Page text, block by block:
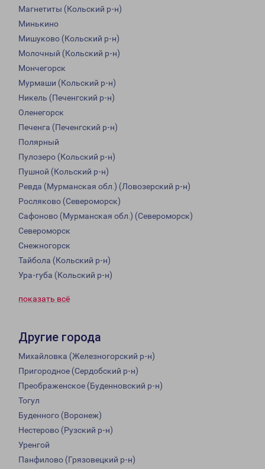
Магнетиты (Кольский р-н)
Минькино
Мишуково (Кольский р-н)
Молочный (Кольский р-н)
Мончегорск
Мурмаши (Кольский р-н)
Никель (Печенгский р-н)
Оленегорск
Печенга (Печенгский р-н)
Полярный
Пулозеро (Кольский р-н)
Пушной (Кольский р-н)
Ревда (Мурманская обл.) (Ловозерский р-н)
Росляково (Североморск)
Сафоново (Мурманская обл.) (Североморск)
Североморск
Снежногорск
Тайбола (Кольский р-н)
Ура-губа (Кольский р-н)
показать всё
Другие города
Михайловка (Железногорский р-н)
Пригородное (Сердобский р-н)
Преображенское (Буденновский р-н)
Тогул
Буденного (Воронеж)
Нестерово (Рузский р-н)
Уренгой
Панфилово (Грязовецкий р-н)